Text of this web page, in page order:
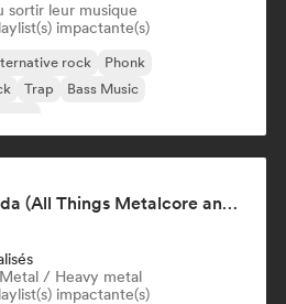
sortir leur musique
impactante(s)
rock
Phonk
Trap
Bass Music
Filipe Almeida (All Things Metalcore and Metalcore Instrumentals)
Metal / Heavy metal
impactante(s)